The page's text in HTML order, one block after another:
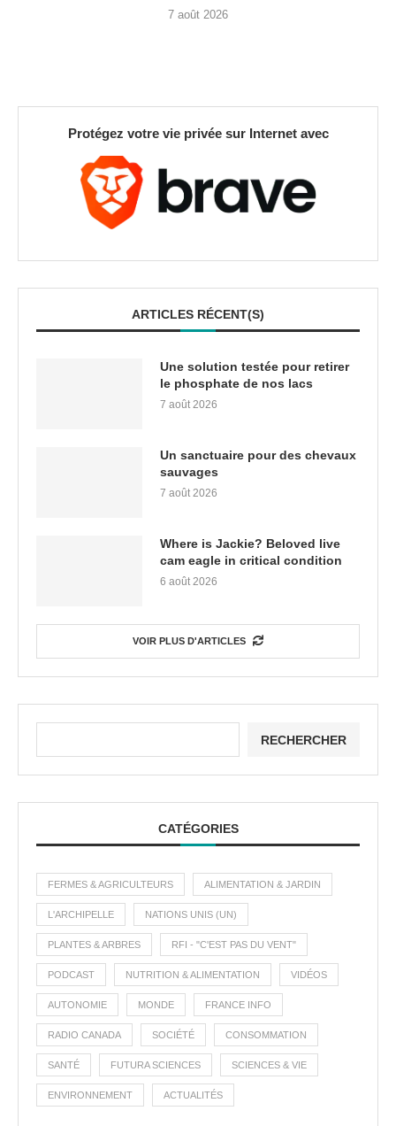
7 août 2026
Protégez votre vie privée sur Internet avec
ARTICLES RÉCENT(S)
Une solution testée pour retirer
le phosphate de nos lacs
7 août 2026
Un sanctuaire pour des chevaux
sauvages
7 août 2026
Where is Jackie? Beloved live
cam eagle in critical condition
6 août 2026
VOIR PLUS D'ARTICLES
RECHERCHER
CATÉGORIES
FERMES & AGRICULTEURS ALIMENTATION & JARDIN
L'ARCHIPELLE NATIONS UNIS (UN)
PLANTES & ARBRES RFI - "C'EST PAS DU VENT"
PODCAST NUTRITION & ALIMENTATION VIDÉOS
AUTONOMIE MONDE FRANCE INFO
RADIO CANADA SOCIÉTÉ CONSOMMATION
SANTÉ FUTURA SCIENCES SCIENCES & VIE
ENVIRONNEMENT ACTUALITÉS